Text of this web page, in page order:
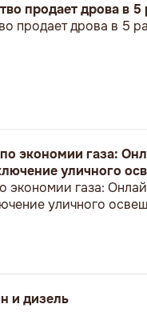
продает дрова в
продает дрова в 5
экономии газа:
уличного
экономии газа:
уличного
и дизель